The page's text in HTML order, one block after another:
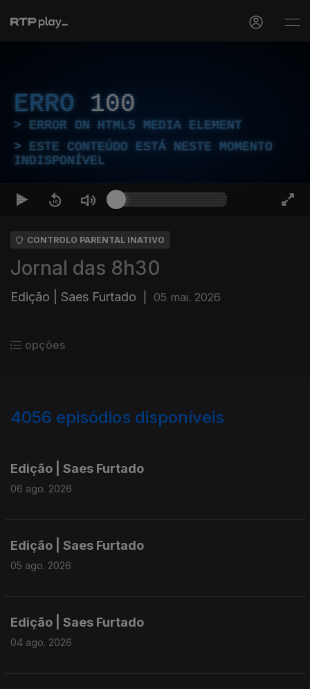
ERRO 100
ERROR ON HTML5 MEDIA ELEMENT
ESTE CONTEÚDO ESTÁ NESTE MOMENTO
INDISPONÍVEL
CONTROLO PARENTAL INATIVO
Jornal das 8h30
Edição | Saes Furtado 05 mai. 2026
opções
4056 episódios disponíveis
Edição | Saes Furtado
06 ago. 2026
Edição | Saes Furtado
05 ago. 2026
Edição | Saes Furtado
04 ago. 2026